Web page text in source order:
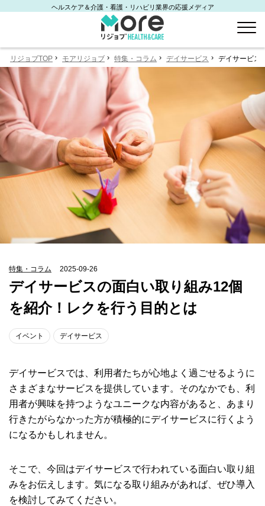
ヘルスケア＆介護・看護・リハビリ業界の応援メディア
リジョブTOP モアリジョブ 特集・コラム デイサービス デイサービス
特集・コラム 2025-09-26
デイサービスの面白い取り組み12個
を紹介！レクを行う目的とは
イベント デイサービス
デイサービスでは、利用者たちが心地よく過ごせるように
さまざまなサービスを提供しています。そのなかでも、利
用者が興味を持つようなユニークな内容があると、あまり
行きたがらなかった方が積極的にデイサービスに行くよう
になるかもしれません。
そこで、今回はデイサービスで行われている面白い取り組
みをお伝えします。気になる取り組みがあれば、ぜひ導入
を検討してみてください。